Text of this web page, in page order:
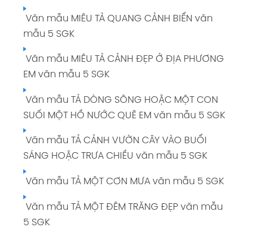
Soạn bài CHÍNH TẢ (NGHE - VIẾT): DÒNG
KINH QUÊ HƯƠNG giải Tiếng Việt 5 tập 1
Trang 65 SGK
Soạn bài LUYỆN TỪ VÀ CÂU: TỪ NHIỀU NGHĨA
giải Tiếng Việt 5 tập 1 Trang 66 SGK
Soạn bài KỂ CHUYỆN: CÂY CỎ NƯỚC NAM
giải Tiếng Việt 5 tập 1 Trang 68 SGK
Soạn bài TẬP ĐỌC: TIẾNG ĐÀN BA-LA-LAI-CA
TRÊN SÔNG ĐÀ giải Tiếng Việt 5 tập 1 Trang
69 70 SGK
Soạn bài TẬP LÀM VĂN: LUYỆN TẬP TẢ CẢNH
Văn mẫu MIÊU TẢ QUANG CẢNH BIỂN văn
mẫu 5 SGK
Văn mẫu MIÊU TẢ CẢNH ĐẸP Ở ĐỊA PHƯƠNG
EM văn mẫu 5 SGK
Văn mẫu TẢ DÒNG SÔNG HOẶC MỘT CON
SUỐI MỘT HỒ NƯỚC QUÊ EM văn mẫu 5 SGK
Văn mẫu TẢ CẢNH VƯỜN CÂY VÀO BUỔI
SÁNG HOẶC TRƯA CHIỀU văn mẫu 5 SGK
Văn mẫu TẢ MỘT CƠN MƯA văn mẫu 5 SGK
Văn mẫu TẢ MỘT ĐÊM TRĂNG ĐẸP văn mẫu
5 SGK